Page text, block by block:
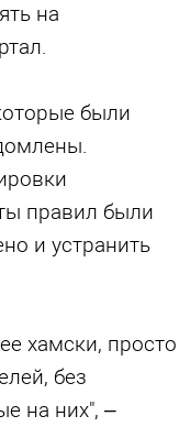
на
были
правил были
и устранить
хамски, просто
без
на них", –